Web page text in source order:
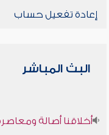
إعادة تفعيل حساب
البث المباشر
أخلاقنا أصالة